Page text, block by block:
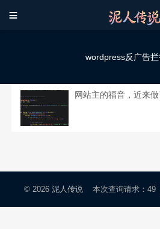

wordpress反广告
© 2026 泥人传说 本次查询请求：49